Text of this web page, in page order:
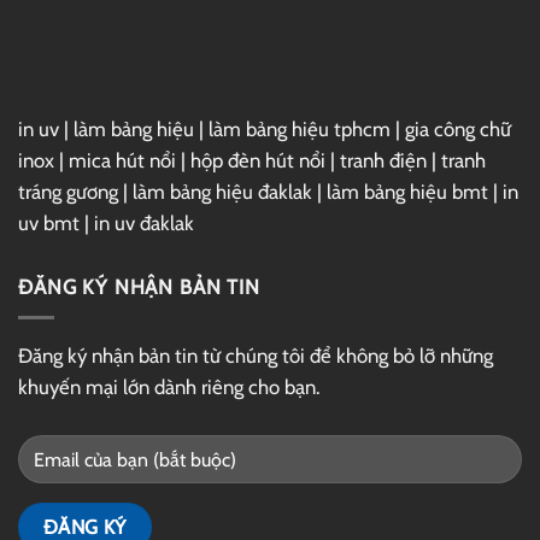
in uv | làm bảng hiệu | làm bảng hiệu tphcm | gia công chữ
inox | mica hút nổi | hộp đèn hút nổi | tranh điện | tranh
tráng gương | làm bảng hiệu đaklak | làm bảng hiệu bmt | in
uv bmt | in uv đaklak
ĐĂNG KÝ NHẬN BẢN TIN
Đăng ký nhận bản tin từ chúng tôi để không bỏ lỡ những
khuyến mại lớn dành riêng cho bạn.